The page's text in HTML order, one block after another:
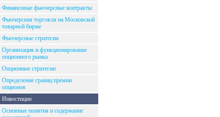
Финансовые фьючерсные контракты
Фьючерсная торговля на Московской
товарной бирже
Фьючерсные стратегии
Организация и функционирование
опционного рынка
Опционные стратегии
Определение границ премии
опционов
Инвестиции
Основные понятия и содержание